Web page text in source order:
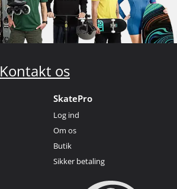
Kontakt os
SkatePro
Log ind
Om os
Butik
Sikker betaling